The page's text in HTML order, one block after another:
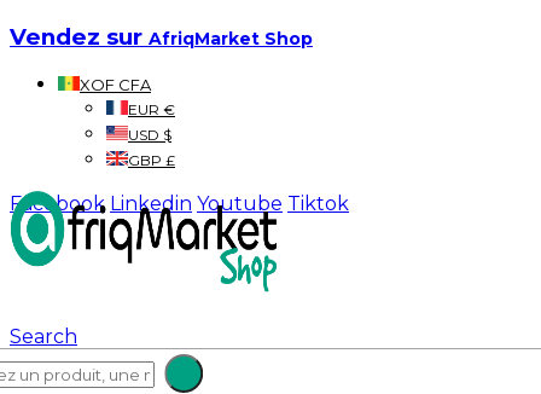
Vendez sur AfriqMarket Shop
XOF CFA
EUR €
USD $
GBP £
Facebook Linkedin Youtube Tiktok
Search